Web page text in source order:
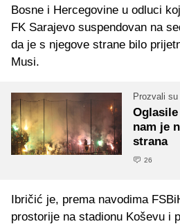
Bosne i Hercegovine u odluci
FK Sarajevo suspendovan na
da je s njegove strane bilo
Musi.
Prozvali
nam je
strana
26
Ibričić je, prema navodima
prostorije na stadionu Koševu i